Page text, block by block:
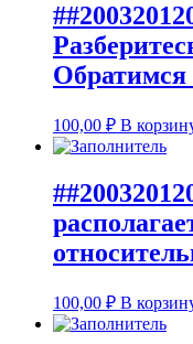
100,00 ₽ В
100,00 ₽ В